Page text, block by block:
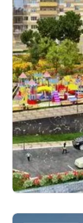
Проектная
Проектная
Проектная
Проектная
Проектная
Проектная
Проектная
Проектная
Проектная
Проектная
Проектная
Проектная
Проектная
Проектная
Проектная
Проектная
Проектная
Проектная
Проектная
Проектная